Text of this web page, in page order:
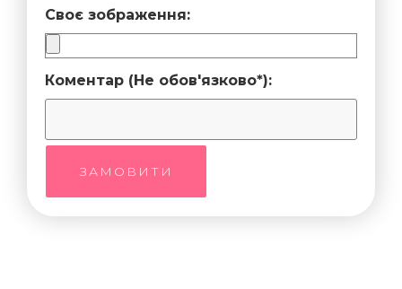
Своє зображення:
Коментар (Не обов'язково*):